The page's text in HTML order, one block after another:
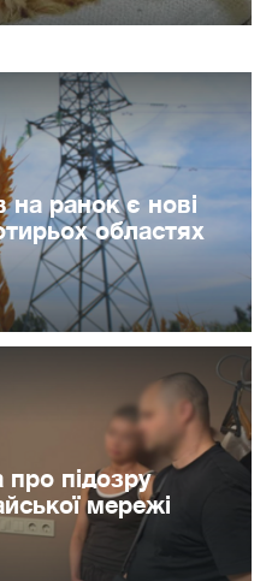
на ранок є нові
областях
про підозру
мережі